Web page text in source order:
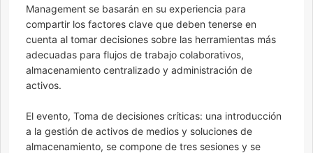
Management se basarán en su experiencia para
compartir los factores clave que deben tenerse en
cuenta al tomar decisiones sobre las herramientas más
adecuadas para flujos de trabajo colaborativos,
almacenamiento centralizado y administración de
activos.
El evento, Toma de decisiones críticas: una introducción
a la gestión de activos de medios y soluciones de
almacenamiento, se compone de tres sesiones y se